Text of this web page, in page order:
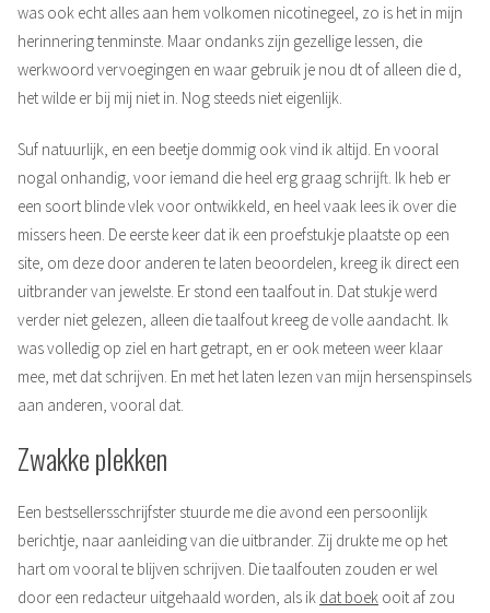
was ook echt alles aan hem volkomen nicotinegeel, zo is het in mijn
herinnering tenminste. Maar ondanks zijn gezellige lessen, die
werkwoord vervoegingen en waar gebruik je nou dt of alleen die d,
het wilde er bij mij niet in. Nog steeds niet eigenlijk.
Suf natuurlijk, en een beetje dommig ook vind ik altijd. En vooral
nogal onhandig, voor iemand die heel erg graag schrijft. Ik heb er
een soort blinde vlek voor ontwikkeld, en heel vaak lees ik over die
missers heen. De eerste keer dat ik een proefstukje plaatste op een
site, om deze door anderen te laten beoordelen, kreeg ik direct een
uitbrander van jewelste. Er stond een taalfout in. Dat stukje werd
verder niet gelezen, alleen die taalfout kreeg de volle aandacht. Ik
was volledig op ziel en hart getrapt, en er ook meteen weer klaar
mee, met dat schrijven. En met het laten lezen van mijn hersenspinsels
aan anderen, vooral dat.
Zwakke plekken
Een bestsellersschrijfster stuurde me die avond een persoonlijk
berichtje, naar aanleiding van die uitbrander. Zij drukte me op het
hart om vooral te blijven schrijven. Die taalfouten zouden er wel
door een redacteur uitgehaald worden, als ik dat boek ooit af zou